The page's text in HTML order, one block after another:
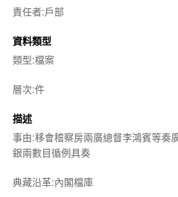
責任者:戶部
資料類型
類型:檔案
層次:件
描述
事由:移會稽察房兩廣總督李鴻賓等奏
銀兩數目循例具奏
典藏沿革:內閣檔庫